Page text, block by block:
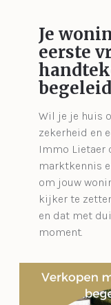
Je
eerste
Wil je je huis
zekerheid en
Immo Lietaer
marktkennis
om jouw
kijker te
en dat met
moment.